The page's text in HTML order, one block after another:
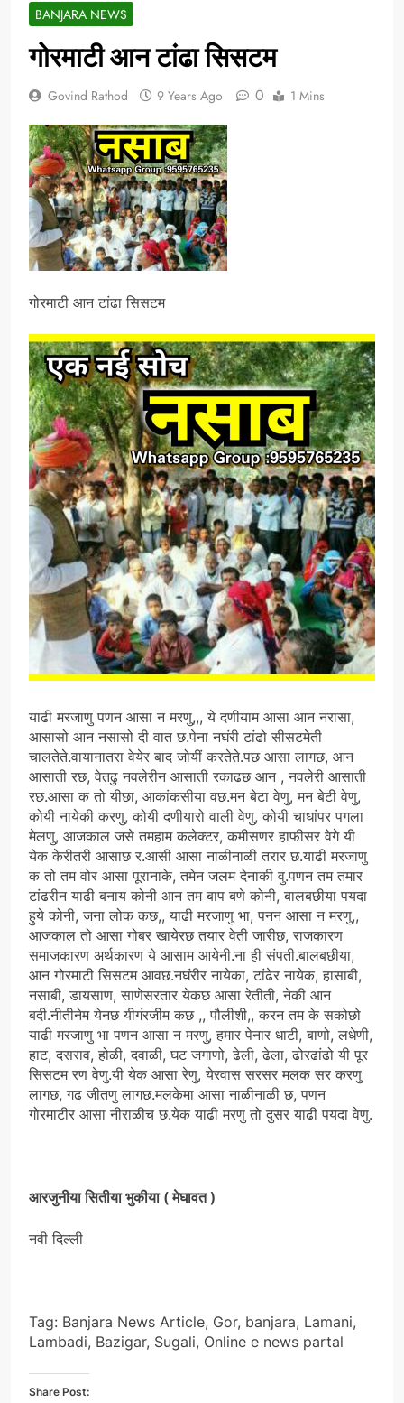
BANJARA NEWS
गोरमाटी आन टांढा सिसटम
Govind Rathod 9 Years Ago 0 1 Mins
गोरमाटी आन टांढा सिसटम
याढी मरजाणु पणन आसा न मरणु,,, ये दणीयाम आसा आन नरासा,
आसासो आन नसासो दी वात छ.पेना नघंरी टांढो सीसटमेती
चालतेते.वायानातरा वेयेर बाद जोयीं करतेते.पछ आसा लागछ, आन
आसाती रछ, वेतढु नवलेरीन आसाती रकाढछ आन , नवलेरी आसाती
रछ.आसा क तो यीछा, आकांकसीया वछ.मन बेटा वेणु, मन बेटी वेणु,
कोयी नायेकी करणु, कोयी दणीयारो वाली वेणु, कोयी चाधांपर पगला
मेलणु, आजकाल जसे तमहाम कलेक्टर, कमीसणर हाफीसर वेगे यी
येक केरीतरी आसाछ र.आसी आसा नाळीनाळी तरार छ.याढी मरजाणु
क तो तम वोर आसा पूरानाके, तमेन जलम देनाकी वु.पणन तम तमार
टांढरीन याढी बनाय कोनी आन तम बाप बणे कोनी, बालबछीया पयदा
हुये कोनी, जना लोक कछ,, याढी मरजाणु भा, पनन आसा न मरणु,,
आजकाल तो आसा गोबर खायेरछ तयार वेती जारीछ, राजकारण
समाजकारण अर्थकारण ये आसाम आयेनी.ना ही संपती.बालबछीया,
आन गोरमाटी सिसटम आवछ.नघंरीर नायेका, टांढेर नायेक, हासाबी,
नसाबी, डायसाण, साणेसरतार येकछ आसा रेतीती, नेकी आन
बदी.नीतीनेम येनछ यीगंरजीम कछ ,, पौलीशी,, करन तम के सकोछो
याढी मरजाणु भा पणन आसा न मरणु, हमार पेनार धाटी, बाणो, लधेणी,
हाट, दसराव, होळी, दवाळी, घट जगाणो, ढेली, ढेला, ढोरढांढो यी पूर
सिसटम रण वेणु.यी येक आसा रेणु, येरवास सरसर मलक सर करणु
लागछ, गढ जीतणु लागछ.मलकेमा आसा नाळीनाळी छ, पणन
गोरमाटीर आसा नीराळीच छ.येक याढी मरणु तो दुसर याढी पयदा वेणु.
आरजुनीया सितीया भुकीया ( मेघावत )
नवी दिल्ली
Tag: Banjara News Article, Gor, banjara, Lamani,
Lambadi, Bazigar, Sugali, Online e news partal
Share Post: